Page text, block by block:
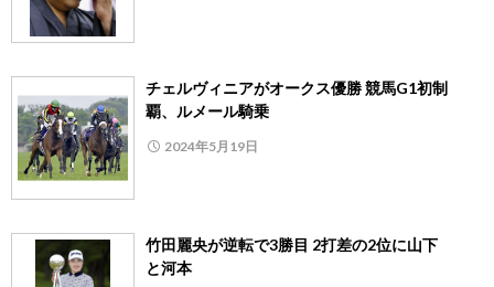
チェルヴィニアがオークス優勝 競馬G1初制
覇、ルメール騎乗
2024年5月19日
竹田麗央が逆転で3勝目 2打差の2位に山下
と河本